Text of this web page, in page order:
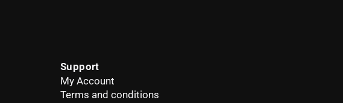
Support
My Account
Terms and conditions